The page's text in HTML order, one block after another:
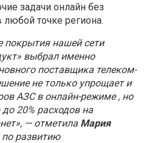
задачи онлайн без
точке региона.
покрытия нашей сети
выбрал именно
поставщика телеком-
не только упрощает и
АЗС в онлайн-режиме , но
20% расходов на
— отметила Мария
по развитию